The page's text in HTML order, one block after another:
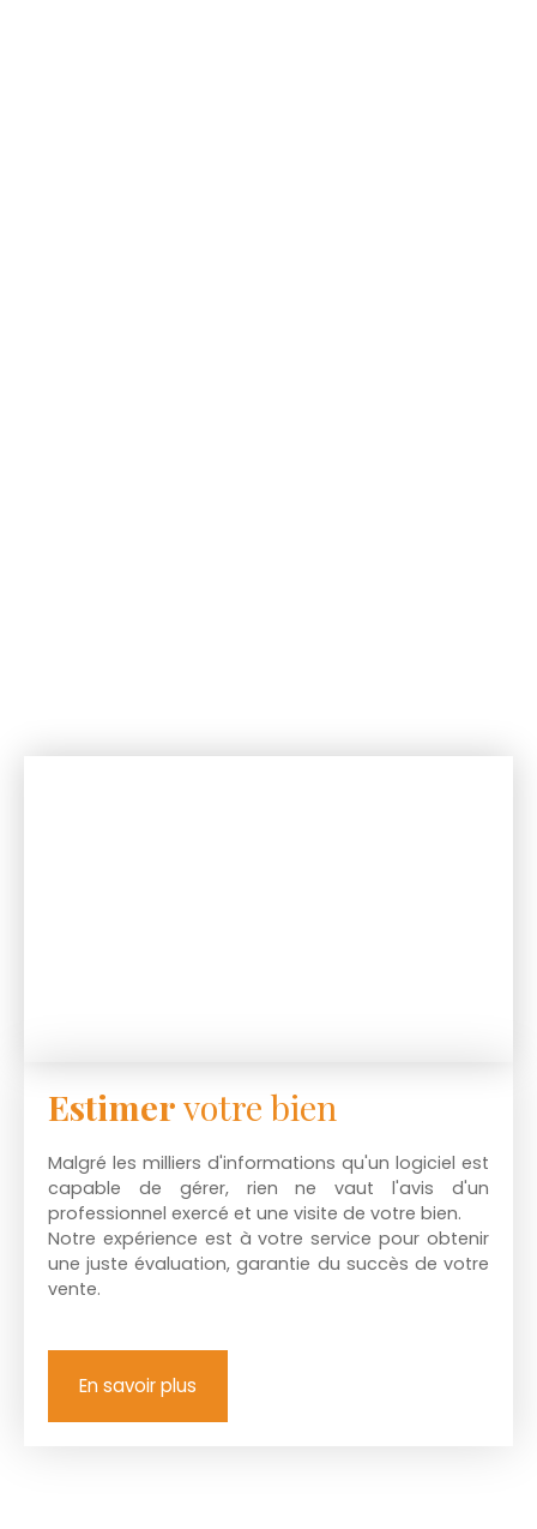
Estimervotre bien
Malgré les milliers d'informations qu'un logiciel est
capable de gérer, rien ne vaut l'avis d'un
professionnel exercé et une visite de votre bien.
Notre expérience est à votre service pour obtenir
une juste évaluation, garantie du succès de votre
vente.
En savoir plus